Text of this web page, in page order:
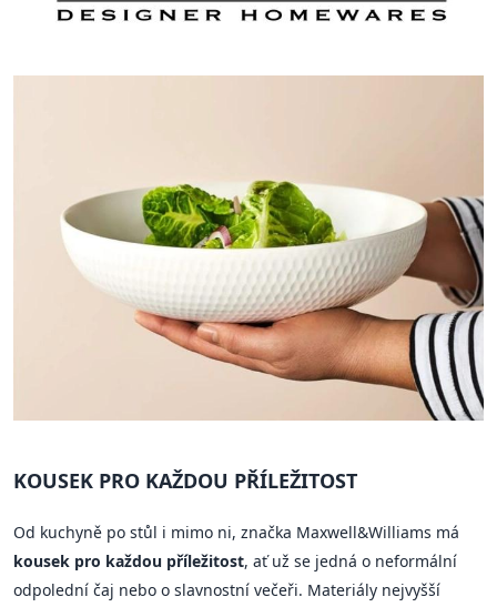
KOUSEK PRO KAŽDOU PŘÍLEŽITOST
Od kuchyně po stůl i mimo ni, značka Maxwell&Williams má
kousek pro každou příležitost, ať už se jedná o neformální
odpolední čaj nebo o slavnostní večeři. Materiály nejvyšší